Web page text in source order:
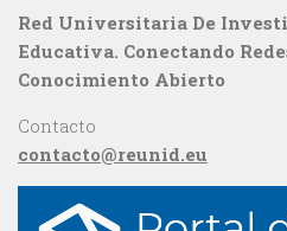
Red Universitaria De
Educativa. Conectando
Conocimiento Abierto
Contacto
contacto@reunid.eu